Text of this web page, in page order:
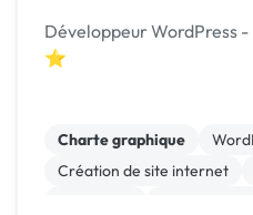
Développeur WordPress
⭐
Charte graphique
Création de site internet